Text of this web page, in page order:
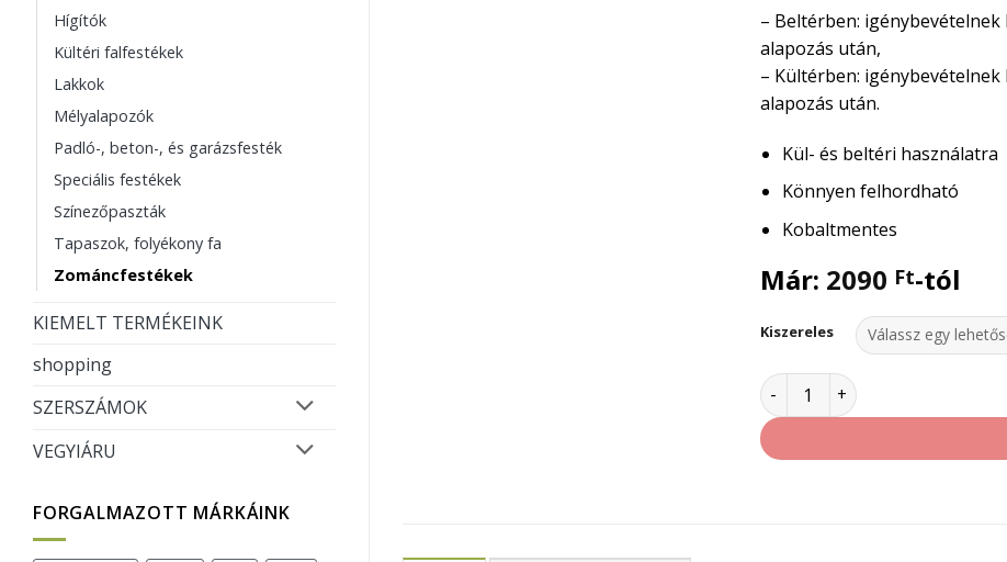
Hígítók
Kültéri falfestékek
Lakkok
Mélyalapozók
Padló-, beton-, és garázsfesték
Speciális festékek
Színezőpaszták
Tapaszok, folyékony fa
Zománcfestékek
KIEMELT TERMÉKEINK
shopping
SZERSZÁMOK
VEGYIÁRU
FORGALMAZOTT MÁRKÁINK
– Beltérben:
alapozás után,
– Kültérben:
alapozás után.
Kül- és beltéri használatra
Könnyen felhordható
Kobaltmentes
Már: 2090 Ft-tól
Kiszereles
Supralux Astralin